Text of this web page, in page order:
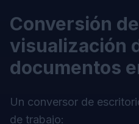
Conversión
visualización
documentos
Un conversor de
de trabajo: